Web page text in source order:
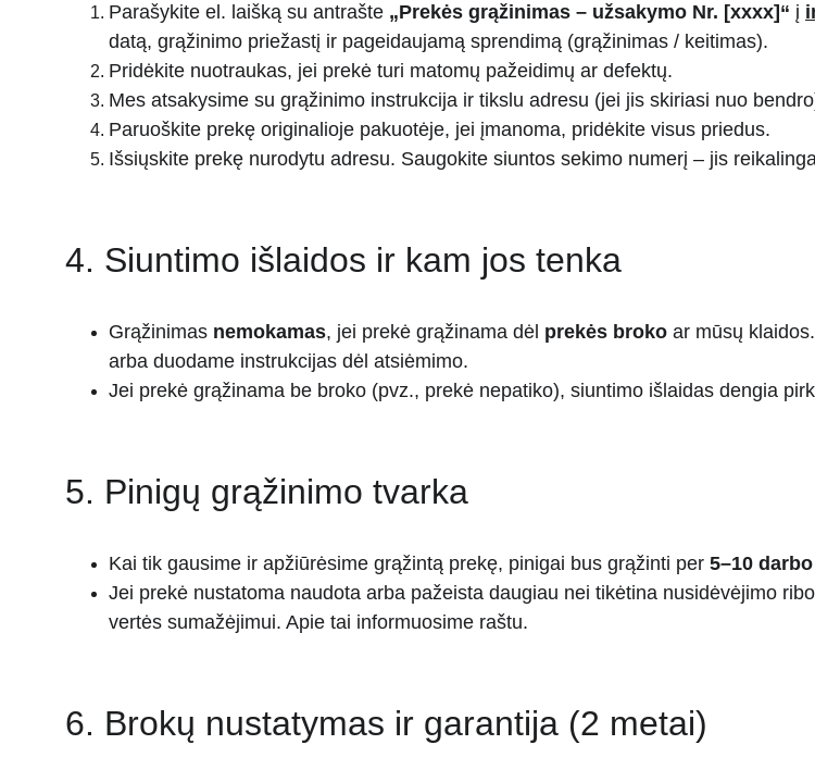
Parašykite el. laišką su antrašte „Prekės grąžinimas – užsakymo Nr. [xxxx]“ į
datą, grąžinimo priežastį ir pageidaujamą sprendimą (grąžinimas / keitimas).
Pridėkite nuotraukas, jei prekė turi matomų pažeidimų ar defektų.
Mes atsakysime su grąžinimo instrukcija ir tikslu adresu (jei jis skiriasi nuo
Paruoškite prekę originalioje pakuotėje, jei įmanoma, pridėkite visus priedus.
Išsiųskite prekę nurodytu adresu. Saugokite siuntos sekimo numerį – jis
4. Siuntimo išlaidos ir kam jos tenka
Grąžinimas nemokamas, jei prekė grąžinama dėl prekės broko ar mūsų
arba duodame instrukcijas dėl atsiėmimo.
Jei prekė grąžinama be broko (pvz., prekė nepatiko), siuntimo išlaidas dengia
5. Pinigų grąžinimo tvarka
Kai tik gausime ir apžiūrėsime grąžintą prekę, pinigai bus grąžinti per 5–10
Jei prekė nustatoma naudota arba pažeista daugiau nei tikėtina nusidėvėjimo
vertės sumažėjimui. Apie tai informuosime raštu.
6. Brokų nustatymas ir garantija (2 metai)